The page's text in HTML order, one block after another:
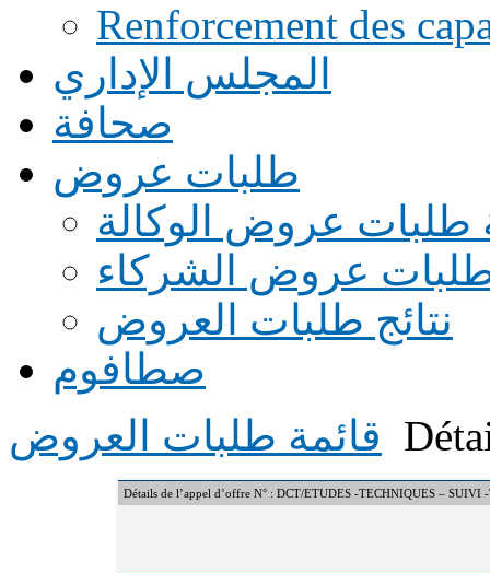
Renforcement des
المجلس الإداري
صحافة
طلبات عروض
طلبات عروض الوكالة
طلبات عروض الشركاء
نتائج طلبات العروض
صطافوم
قائمة طلبات العروض
Détails de l’appel d’offre N° : DCT/ETUDES -TECHNIQUES –